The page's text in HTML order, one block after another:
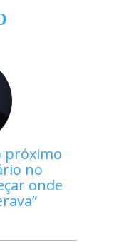
próximo
no
onde